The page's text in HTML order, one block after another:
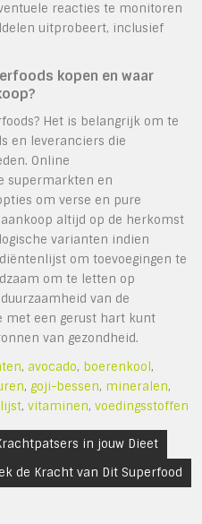
reacties te monitoren
uitprobeert, inclusief
kopen en waar
Het is belangrijk om te
en leveranciers die
Online
supermarkten en
om verse en pure
altijd op de herkomst
varianten indien
om toevoegingen te
om te letten op
van de
met een gerust hart kunt
van gezondheid.
, avocado, boerenkool,
,goji-bessen, mineralen,
,vitaminen,voedingsstoffen
in jouw Dieet
de Kracht van Dit Superfood